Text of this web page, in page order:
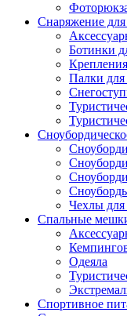
Снаряжение
Ботинки
Палки
Чехлы для
Спальные
Одеяла
Спортивное